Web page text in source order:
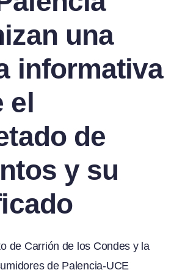
una
informativa
el
de
y su
de Carrión de los Condes y la
de Palencia-UCE